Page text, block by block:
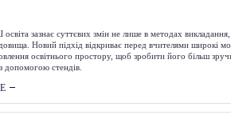
зазнає суттєвих змін не лише в методах
Новий підхід відкриває перед вчителями широкі
освітнього простору, щоб зробити його більш
допомогою стендів.